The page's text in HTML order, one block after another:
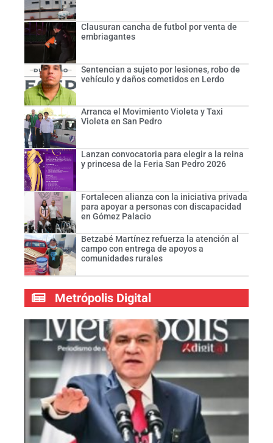
Clausuran cancha de futbol por venta de
embriagantes
Sentencian a sujeto por lesiones, robo de
vehículo y daños cometidos en Lerdo
Arranca el Movimiento Violeta y Taxi
Violeta en San Pedro
Lanzan convocatoria para elegir a la reina
y princesa de la Feria San Pedro 2026
Fortalecen alianza con la iniciativa privada
para apoyar a personas con discapacidad
en Gómez Palacio
Betzabé Martínez refuerza la atención al
campo con entrega de apoyos a
comunidades rurales
Metrópolis Digital